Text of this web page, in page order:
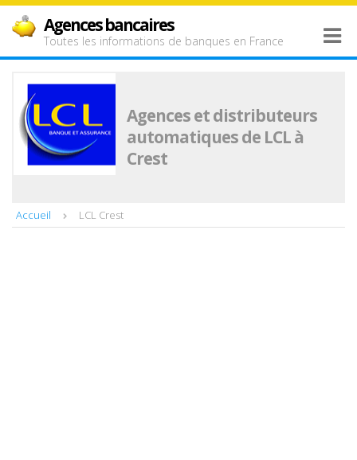
Agences bancaires
Toutes les informations de banques en France
Agences et distributeurs
automatiques de LCL à
Crest
Accueil LCL Crest